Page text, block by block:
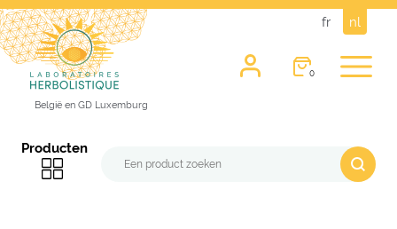
fr nl
België en GD Luxemburg
0
Producten